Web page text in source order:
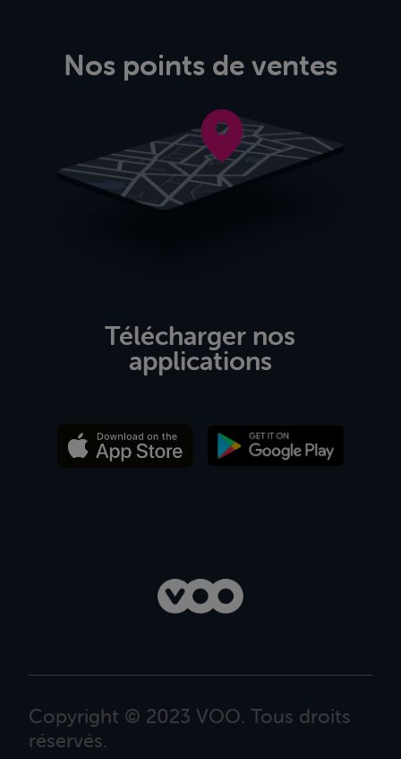
Nos points de ventes
Télécharger nos
applications
Copyright © 2023 VOO. Tous droits
réservés.